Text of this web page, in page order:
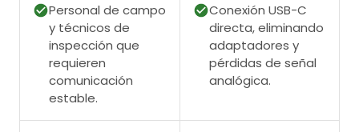
Personal de campo
y técnicos de
inspección que
requieren
comunicación
estable.
Conexión USB-C
directa, eliminando
adaptadores y
pérdidas de señal
analógica.